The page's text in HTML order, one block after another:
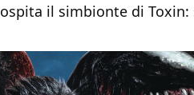
il simbionte di Toxin: